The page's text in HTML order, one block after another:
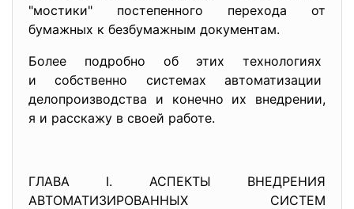
"мостики" постепенного перехода от
бумажных к безбумажным документам.
Более подробно об этих технологиях
и собственно системах автоматизации
делопроизводства и конечно их внедрении,
я и расскажу в своей работе.
ГЛАВА I. АСПЕКТЫ ВНЕДРЕНИЯ
АВТОМАТИЗИРОВАННЫХ СИСТЕМ